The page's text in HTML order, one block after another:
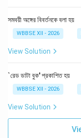
সমবয়ী অঙ্গের বিবর্তনকে বলা হয়
WBBSE XII - 2026
View Solution
`রেড ডাটা বুক' প্রকাশিত হয়
WBBSE XII - 2026
View Solution